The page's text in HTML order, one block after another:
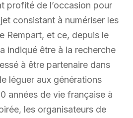
profité de l’occasion pour
consistant à numériser les
Rempart, et ce, depuis le
indiqué être à la recherche
à être partenaire dans
léguer aux générations
années de vie française à
les organisateurs de